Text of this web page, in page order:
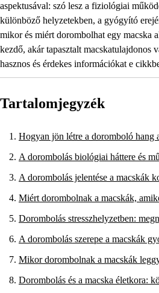
aspektusával: szó lesz a fiziológiai
különböző helyzetekben, a gyógyító
mikor és miért dorombolhat egy macska
kezdő, akár tapasztalt macskatulajdonos
hasznos és érdekes információkat e
Tartalomjegyzék
Hogyan jön létre a doromboló hang
A dorombolás biológiai háttere és
A dorombolás jelentése a macskák
Miért dorombolnak a macskák,
Dorombolás stresszhelyzetben:
A dorombolás szerepe a macskák
Mikor dorombolnak a macskák
Dorombolás és a macska életkora: